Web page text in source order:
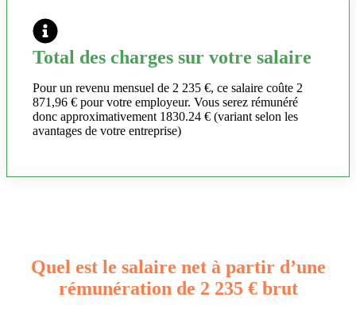
Total des charges sur votre salaire
Pour un revenu mensuel de 2 235 €, ce salaire coûte 2
871,96 € pour votre employeur. Vous serez rémunéré
donc approximativement 1830.24 € (variant selon les
avantages de votre entreprise)
Quel est le salaire net à partir d’une
rémunération de 2 235 € brut